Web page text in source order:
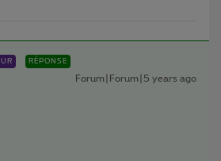
RÉPONSE
Forum|Forum|5 years ago